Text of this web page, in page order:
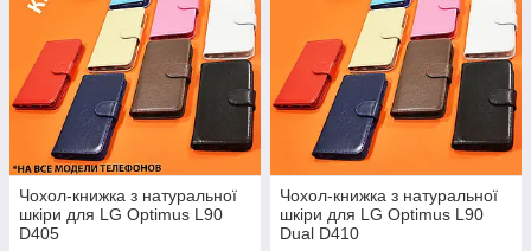
Чохол-книжка з натуральної
шкіри для LG Optimus L90
D405
Чохол-книжка з натуральної
шкіри для LG Optimus L90
Dual D410